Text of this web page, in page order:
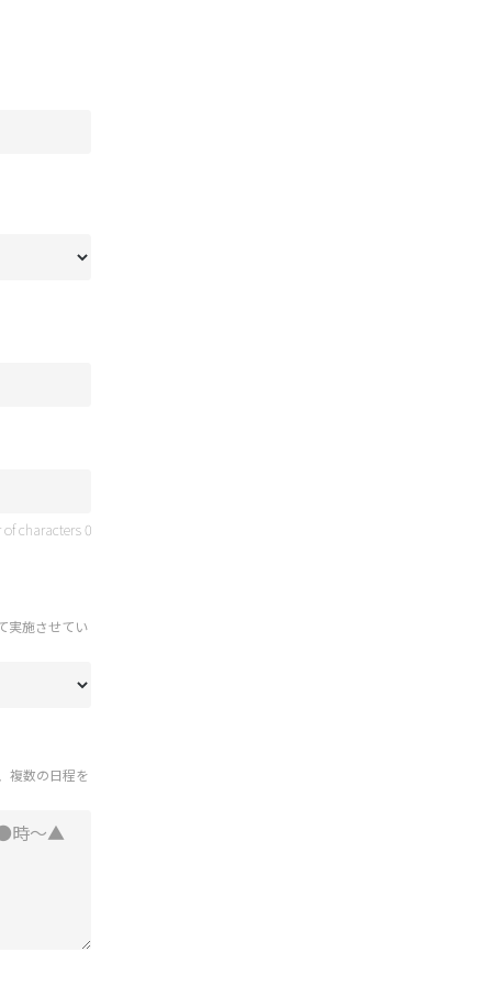
characters0
実施させてい
複数の日程を